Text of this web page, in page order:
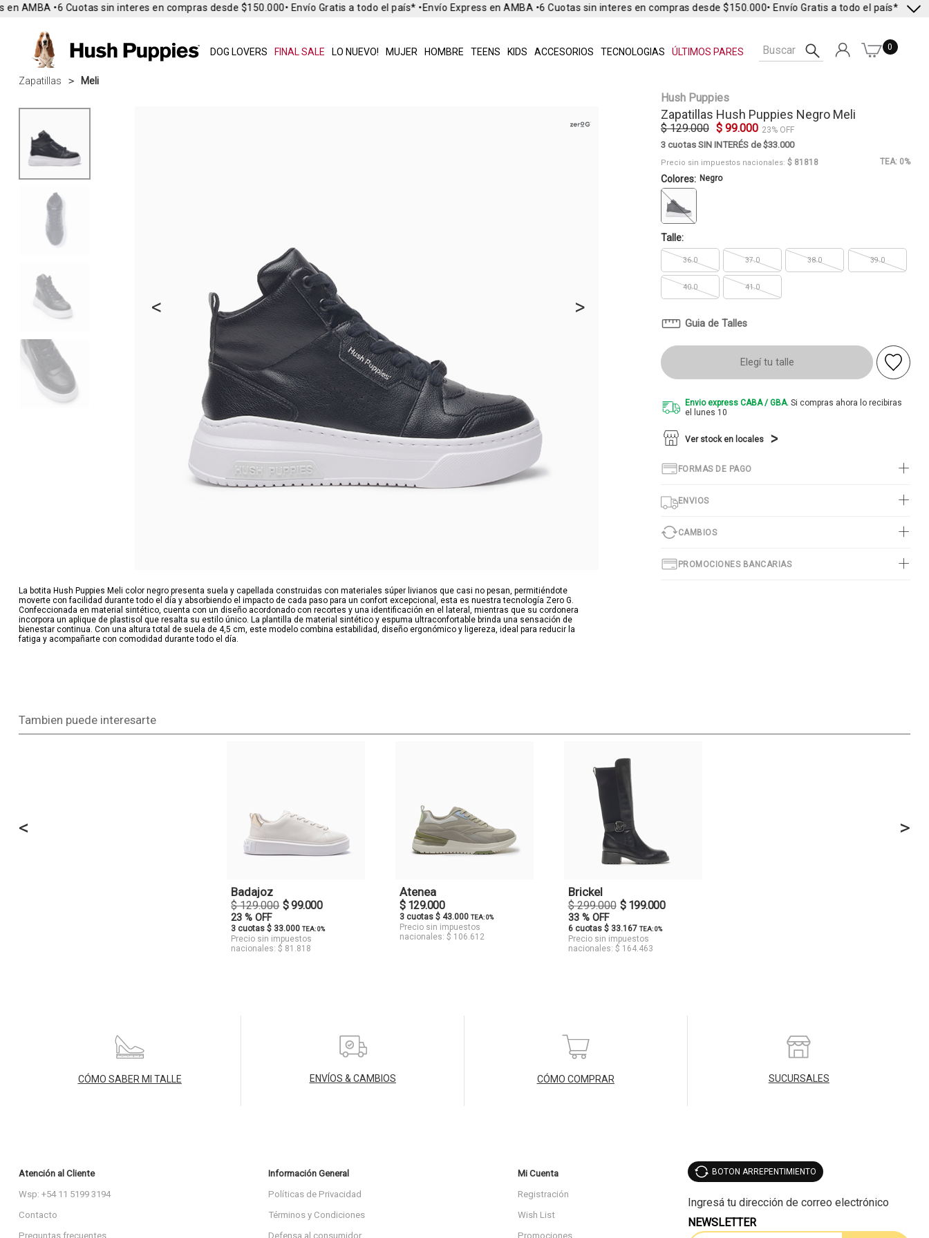
DOG LOVERS FINAL SALE LO NUEVO! MUJER HOMBRE TEENS KIDS ACCESORIOS TECNOLOGIAS ÚLTIMOS PARES
AMBA •6 Cuotas sin interes en compras desde $150.000• Envío Gratis a todo el país* •Envío Express en AMBA •6 Cuotas sin interes en compras desde $150.000• Envío Gratis a todo el país* •Envío
0
Zapatillas Meli
< >
La botita Hush Puppies Meli color negro presenta suela y capellada construidas con materiales súper livianos que casi no pesan, permitiéndote
moverte con facilidad durante todo el día y absorbiendo el impacto de cada paso para un confort excepcional, esta es nuestra tecnología Zero G.
Confeccionada en material sintético, cuenta con un diseño acordonado con recortes y una identificación en el lateral, mientras que su cordonera
incorpora un aplique de plastisol que resalta su estilo único. La plantilla de material sintético y espuma ultraconfortable brinda una sensación de
bienestar continua. Con una altura total de suela de 4,5 cm, este modelo combina estabilidad, diseño ergonómico y ligereza, ideal para reducir la
fatiga y acompañarte con comodidad durante todo el día.
Hush Puppies
Zapatillas Hush Puppies Negro Meli
$ 129.000 $ 99.000 23% OFF
3 cuotas SIN INTERÉS de $33.000
Precio sin impuestos nacionales: $ 81818 TEA: 0%
Colores: Negro
Talle:
36.0 37.0 38.0 39.0
40.0 41.0
Guia de Talles
Elegí tu talle
Envio express CABA / GBA.Si compras ahora lo recibiras
el lunes 10
Ver stock en locales
FORMAS DE PAGO
ENVIOS
CAMBIOS
PROMOCIONES BANCARIAS
Tambien puede interesarte
<
Badajoz
$ 129.000 $ 99.000
23 % OFF
3 cuotas $ 33.000TEA: 0%
Precio sin impuestos
nacionales: $ 81.818
Atenea
$ 129.000
3 cuotas $ 43.000 TEA: 0%
Precio sin impuestos
nacionales: $ 106.612
Brickel
$ 299.000 $ 199.000
33 % OFF
6 cuotas $ 33.167 TEA: 0%
Precio sin impuestos
nacionales: $ 164.463
>
CÓMO SABER MI TALLE ENVÍOS & CAMBIOS CÓMO COMPRAR SUCURSALES
Atención al Cliente
Wsp: +54 11 5199 3194
Contacto
Preguntas frecuentes
Información General
Políticas de Privacidad
Términos y Condiciones
Defensa al consumidor
Mi Cuenta
Registración
Wish List
Promociones
BOTON ARREPENTIMIENTO
NEWSLETTER